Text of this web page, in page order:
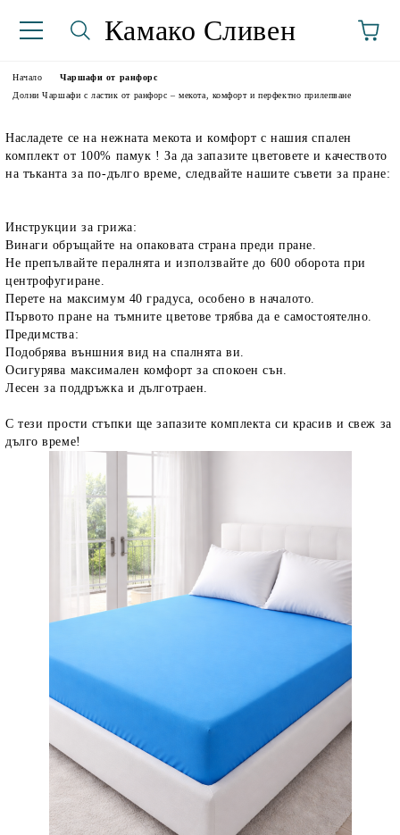
Камако Сливен
Начало
Чаршафи от ранфорс
Долни Чаршафи с ластик от ранфорс – мекота, комфорт и перфектно прилепване
Насладете се на нежната мекота и комфорт с нашия спален
комплект от 100% памук ! За да запазите цветовете и качеството
на тъканта за по-дълго време, следвайте нашите съвети за пране:
Инструкции за грижа:
Винаги обръщайте на опаковата страна преди пране.
Не препълвайте пералнята и използвайте до 600 оборота при
центрофугиране.
Перете на максимум 40 градуса, особено в началото.
Първото пране на тъмните цветове трябва да е самостоятелно.
Предимства:
Подобрява външния вид на спалнята ви.
Осигурява максимален комфорт за спокоен сън.
Лесен за поддръжка и дълготраен.
С тези прости стъпки ще запазите комплекта си красив и свеж за
дълго време!